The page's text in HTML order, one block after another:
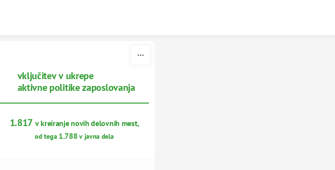
vključitev v ukrepe
aktivne politike zaposlovanja
1.817 v kreiranje novih delovnih mest,
od tega 1.788 v javna dela